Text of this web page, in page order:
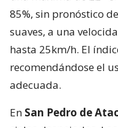
85%, sin pronóstico
suaves, a una
hasta 25km/h. El
recomendándose el
adecuada.
En San Pedro de